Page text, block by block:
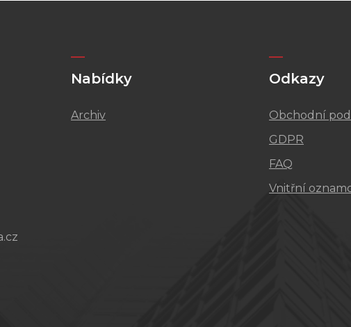
Nabídky
Archiv
Odkazy
Obchodní
GDPR
FAQ
Vnitřní